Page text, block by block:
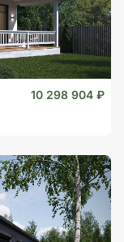
10 298 904 ₽